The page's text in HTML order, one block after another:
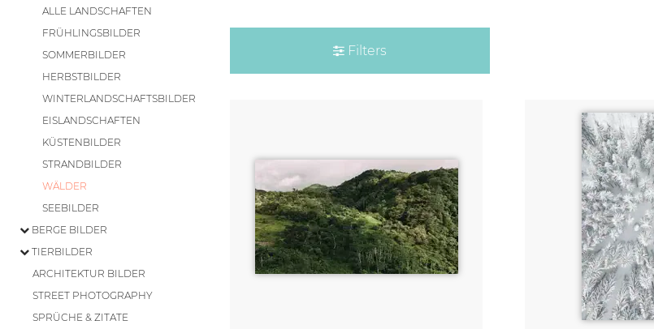
ALLE LANDSCHAFTEN
FRÜHLINGSBILDER
SOMMERBILDER
HERBSTBILDER
WINTERLANDSCHAFTSBILDER
EISLANDSCHAFTEN
KÜSTENBILDER
STRANDBILDER
WÄLDER
SEEBILDER
BERGE BILDER
TIERBILDER
ARCHITEKTUR BILDER
STREET PHOTOGRAPHY
SPRÜCHE & ZITATE
Filters